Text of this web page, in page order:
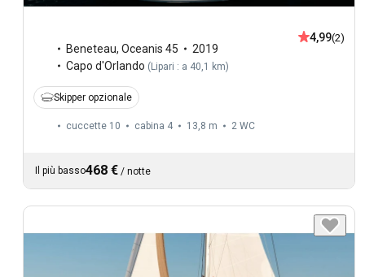
Beneteau, Oceanis 45
2019
Capo d'Orlando ( Lipari : a 40,1 km)
4,99(2)
Skipper opzionale
cuccette 10 cabina 4 13,8 m 2 WC
Il più basso468 € / notte